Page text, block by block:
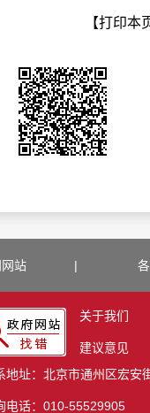
【打印本
站 |
关于我们
建议意见
地址：北京市通州区宏安
电话：010-55529905